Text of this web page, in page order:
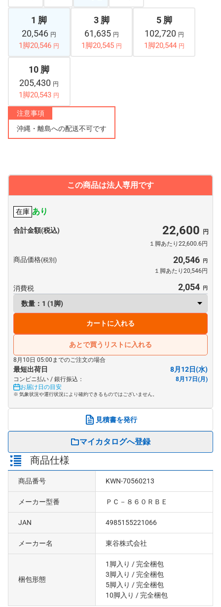
1 脚
20,546 円
1脚20,546 円
3 脚
61,635 円
1脚20,545 円
5 脚
102,720 円
1脚20,544 円
10 脚
205,430 円
1脚20,543 円
注意事項
沖縄・離島への配送不可です
この商品は法人専用です
在庫 あり
合計金額(税込) 22,600
１脚あたり22,600.6円
商品価格(税別) 20,546
１脚あたり20,546円
消費税 2,054
カートに入れる
あとで買うリストに入れる
8月10日 05:00までのご注文の場合
最短出荷日 8月12日(水)
コンビニ払い / 銀行振込：
8月17日(月)
お届け日の目安
※ 気象状況や運行状況により確約できるものではございません。
見積書を発行
マイカタログへ登録
商品仕様
商品番号 KWN-70560213
メーカー型番 ＰＣ－８６０ＲＢＥ
JAN 4985155221066
メーカー名 東谷株式会社
梱包形態
1脚入り / 完全梱包
3脚入り / 完全梱包
5脚入り / 完全梱包
10脚入り / 完全梱包